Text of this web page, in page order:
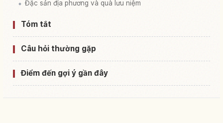
Đặc sản địa phương và quà lưu niệm
Tóm tắt
Câu hỏi thường gặp
Điểm đến gợi ý gần đây